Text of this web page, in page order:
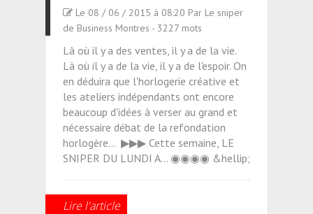
Le 08 / 06 / 2015 à 08:20 Par Le sniper
de Business Montres - 3227 mots
Là où il y a des ventes, il y a de la vie.
Là où il y a de la vie, il y a de l'espoir. On
en déduira que l'horlogerie créative et
les ateliers indépendants ont encore
beaucoup d'idées à verser au grand et
nécessaire débat de la refondation
horlogère... ▶▶▶ Cette semaine, LE
SNIPER DU LUNDI A... ◉◉◉◉ &hellip;
Lire l'article